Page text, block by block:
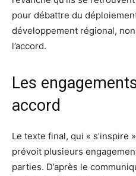
pour débattre du
développement régional,
l’accord.
Les
accord
Le texte final, qui « s’inspire
prévoit plusieurs
parties. D’après le